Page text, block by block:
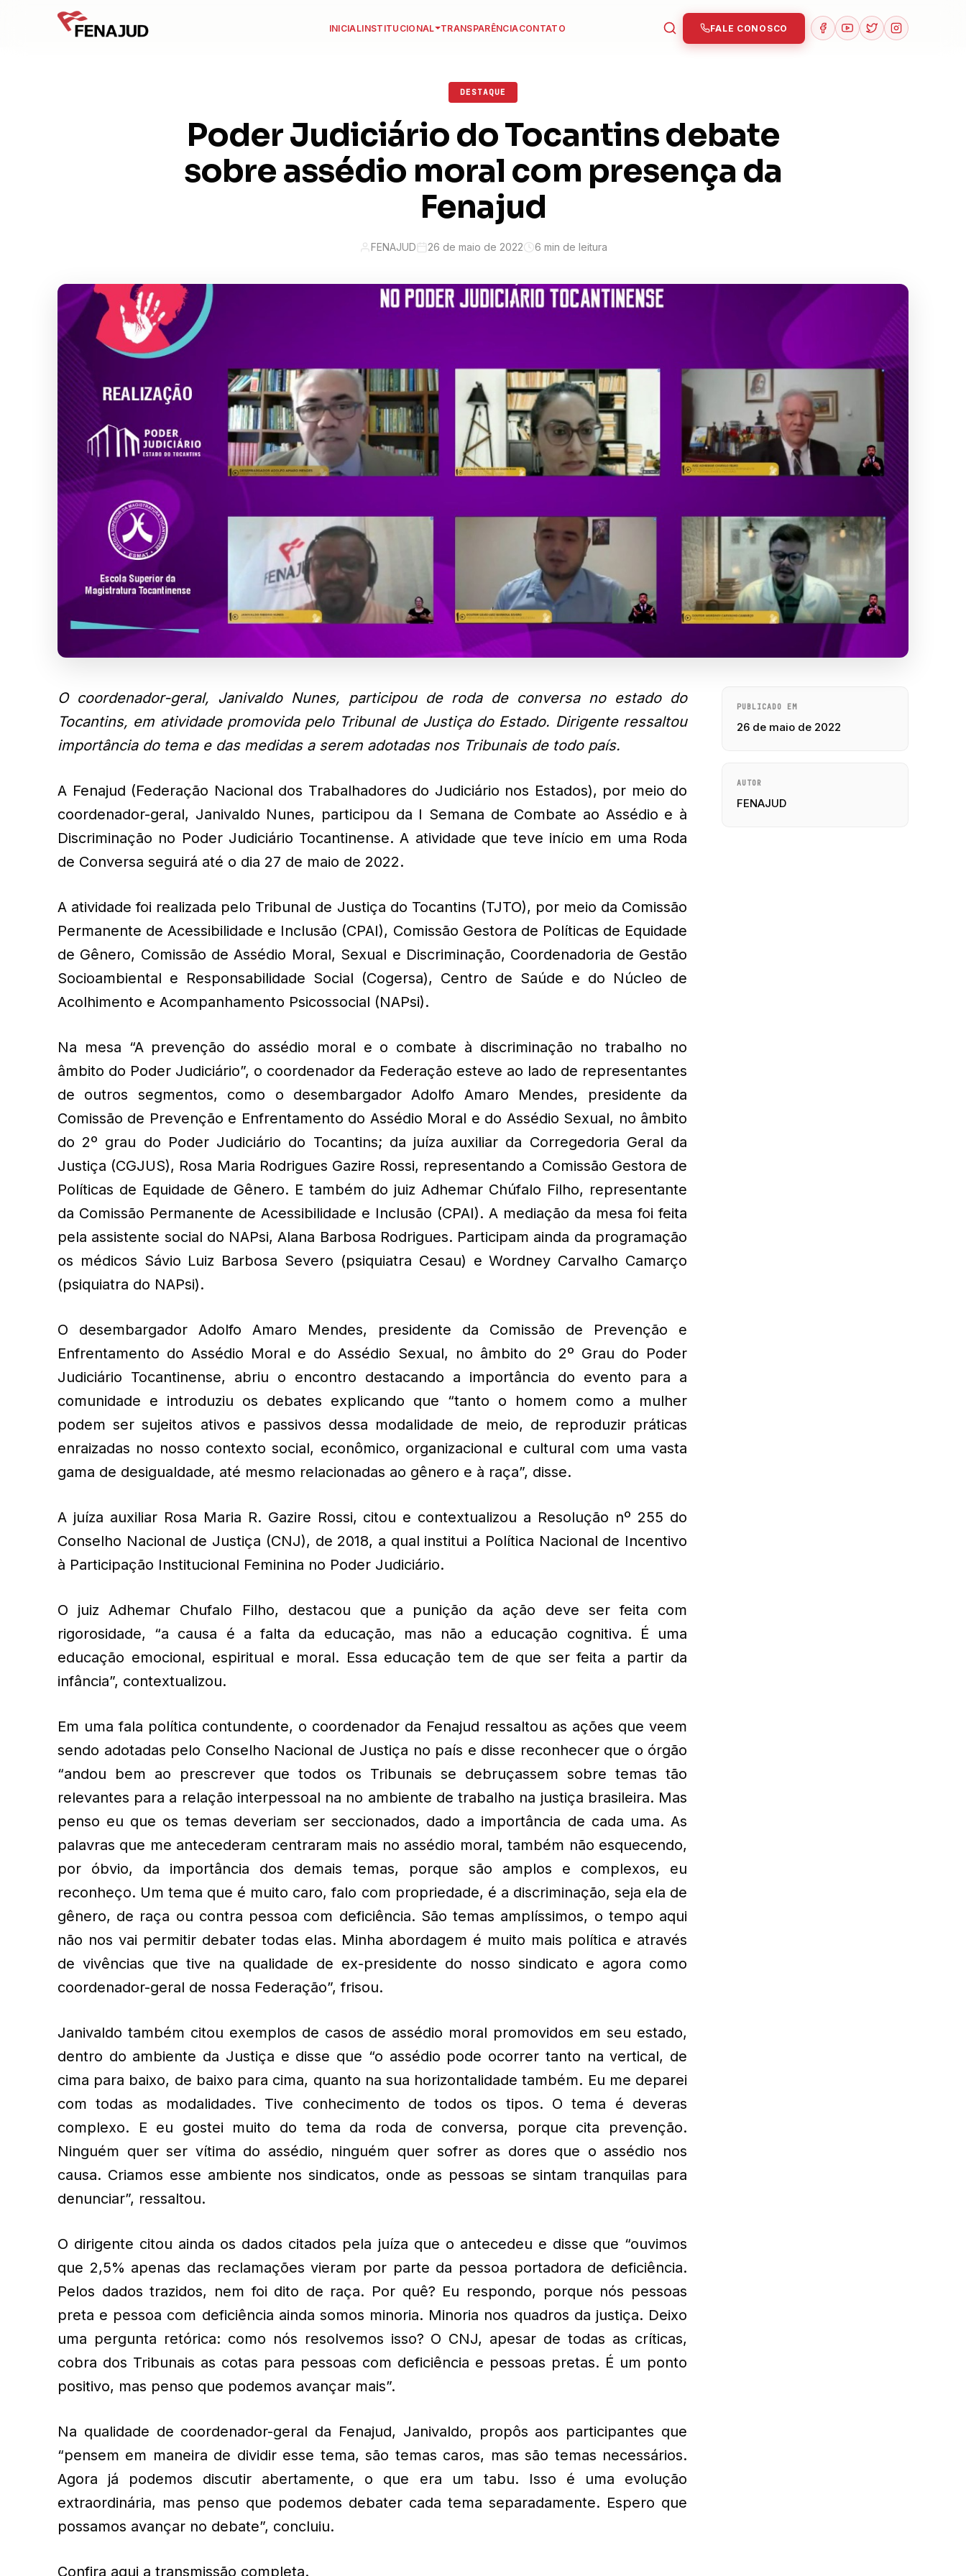
INICIALINSTITUCIONAL TRANSPARÊNCIACONTATO FALE CONOSCO
DESTAQUE
Poder Judiciário do Tocantins debate
sobre assédio moral com presença da
Fenajud
FENAJUD 26 de maio de 2022 6 min de leitura
O coordenador-geral, Janivaldo Nunes, participou de roda de conversa no estado do
Tocantins, em atividade promovida pelo Tribunal de Justiça do Estado. Dirigente ressaltou
importância do tema e das medidas a serem adotadas nos Tribunais de todo país.
A Fenajud (Federação Nacional dos Trabalhadores do Judiciário nos Estados), por meio do
coordenador-geral, Janivaldo Nunes, participou da I Semana de Combate ao Assédio e à
Discriminação no Poder Judiciário Tocantinense. A atividade que teve início em uma Roda
de Conversa seguirá até o dia 27 de maio de 2022.
A atividade foi realizada pelo Tribunal de Justiça do Tocantins (TJTO), por meio da Comissão
Permanente de Acessibilidade e Inclusão (CPAI), Comissão Gestora de Políticas de Equidade
de Gênero, Comissão de Assédio Moral, Sexual e Discriminação, Coordenadoria de Gestão
Socioambiental e Responsabilidade Social (Cogersa), Centro de Saúde e do Núcleo de
Acolhimento e Acompanhamento Psicossocial (NAPsi).
Na mesa “A prevenção do assédio moral e o combate à discriminação no trabalho no
âmbito do Poder Judiciário”, o coordenador da Federação esteve ao lado de representantes
de outros segmentos, como o desembargador Adolfo Amaro Mendes, presidente da
Comissão de Prevenção e Enfrentamento do Assédio Moral e do Assédio Sexual, no âmbito
do 2º grau do Poder Judiciário do Tocantins; da juíza auxiliar da Corregedoria Geral da
Justiça (CGJUS), Rosa Maria Rodrigues Gazire Rossi, representando a Comissão Gestora de
Políticas de Equidade de Gênero. E também do juiz Adhemar Chúfalo Filho, representante
da Comissão Permanente de Acessibilidade e Inclusão (CPAI). A mediação da mesa foi feita
pela assistente social do NAPsi, Alana Barbosa Rodrigues. Participam ainda da programação
os médicos Sávio Luiz Barbosa Severo (psiquiatra Cesau) e Wordney Carvalho Camarço
(psiquiatra do NAPsi).
O desembargador Adolfo Amaro Mendes, presidente da Comissão de Prevenção e
Enfrentamento do Assédio Moral e do Assédio Sexual, no âmbito do 2º Grau do Poder
Judiciário Tocantinense, abriu o encontro destacando a importância do evento para a
comunidade e introduziu os debates explicando que “tanto o homem como a mulher
podem ser sujeitos ativos e passivos dessa modalidade de meio, de reproduzir práticas
enraizadas no nosso contexto social, econômico, organizacional e cultural com uma vasta
gama de desigualdade, até mesmo relacionadas ao gênero e à raça”, disse.
A juíza auxiliar Rosa Maria R. Gazire Rossi, citou e contextualizou a Resolução nº 255 do
Conselho Nacional de Justiça (CNJ), de 2018, a qual institui a Política Nacional de Incentivo
à Participação Institucional Feminina no Poder Judiciário.
O juiz Adhemar Chufalo Filho, destacou que a punição da ação deve ser feita com
rigorosidade, “a causa é a falta da educação, mas não a educação cognitiva. É uma
educação emocional, espiritual e moral. Essa educação tem de que ser feita a partir da
infância”, contextualizou.
Em uma fala política contundente, o coordenador da Fenajud ressaltou as ações que veem
sendo adotadas pelo Conselho Nacional de Justiça no país e disse reconhecer que o órgão
“andou bem ao prescrever que todos os Tribunais se debruçassem sobre temas tão
relevantes para a relação interpessoal na no ambiente de trabalho na justiça brasileira. Mas
penso eu que os temas deveriam ser seccionados, dado a importância de cada uma. As
palavras que me antecederam centraram mais no assédio moral, também não esquecendo,
por óbvio, da importância dos demais temas, porque são amplos e complexos, eu
reconheço. Um tema que é muito caro, falo com propriedade, é a discriminação, seja ela de
gênero, de raça ou contra pessoa com deficiência. São temas amplíssimos, o tempo aqui
não nos vai permitir debater todas elas. Minha abordagem é muito mais política e através
de vivências que tive na qualidade de ex-presidente do nosso sindicato e agora como
coordenador-geral de nossa Federação”, frisou.
Janivaldo também citou exemplos de casos de assédio moral promovidos em seu estado,
dentro do ambiente da Justiça e disse que “o assédio pode ocorrer tanto na vertical, de
cima para baixo, de baixo para cima, quanto na sua horizontalidade também. Eu me deparei
com todas as modalidades. Tive conhecimento de todos os tipos. O tema é deveras
complexo. E eu gostei muito do tema da roda de conversa, porque cita prevenção.
Ninguém quer ser vítima do assédio, ninguém quer sofrer as dores que o assédio nos
causa. Criamos esse ambiente nos sindicatos, onde as pessoas se sintam tranquilas para
denunciar”, ressaltou.
O dirigente citou ainda os dados citados pela juíza que o antecedeu e disse que “ouvimos
que 2,5% apenas das reclamações vieram por parte da pessoa portadora de deficiência.
Pelos dados trazidos, nem foi dito de raça. Por quê? Eu respondo, porque nós pessoas
preta e pessoa com deficiência ainda somos minoria. Minoria nos quadros da justiça. Deixo
uma pergunta retórica: como nós resolvemos isso? O CNJ, apesar de todas as críticas,
cobra dos Tribunais as cotas para pessoas com deficiência e pessoas pretas. É um ponto
positivo, mas penso que podemos avançar mais”.
Na qualidade de coordenador-geral da Fenajud, Janivaldo, propôs aos participantes que
“pensem em maneira de dividir esse tema, são temas caros, mas são temas necessários.
Agora já podemos discutir abertamente, o que era um tabu. Isso é uma evolução
extraordinária, mas penso que podemos debater cada tema separadamente. Espero que
possamos avançar no debate”, concluiu.
Confira aqui a transmissão completa.
PUBLICADO EM
26 de maio de 2022
AUTOR
FENAJUD